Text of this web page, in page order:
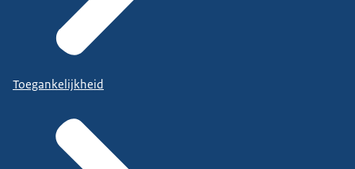
Toegankelijkheid